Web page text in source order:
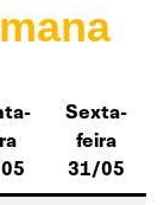
Sexta-
feira
31/05